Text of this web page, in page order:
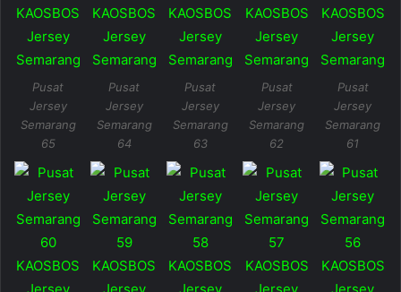
Pusat
Jersey
Semarang
65
Pusat
Jersey
Semarang
64
Pusat
Jersey
Semarang
63
Pusat
Jersey
Semarang
62
Pusat
Jersey
Semarang
61